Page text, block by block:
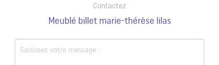
Contactez
Meublé billet marie-thérèse lilas